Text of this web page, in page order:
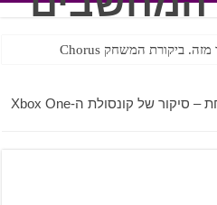
הרבה עוצמה בקופסא אחת – סיקור של קונסולת ה-Xbox One